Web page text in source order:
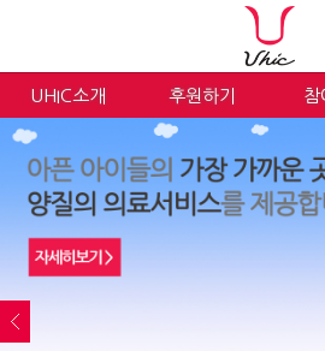
UHIC소개 후원하기 참